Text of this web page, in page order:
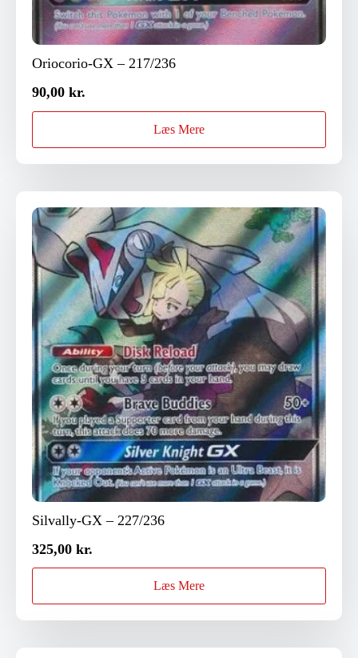
Oriocorio-GX – 217/236
90,00 kr.
Læs Mere
Silvally-GX – 227/236
325,00 kr.
Læs Mere